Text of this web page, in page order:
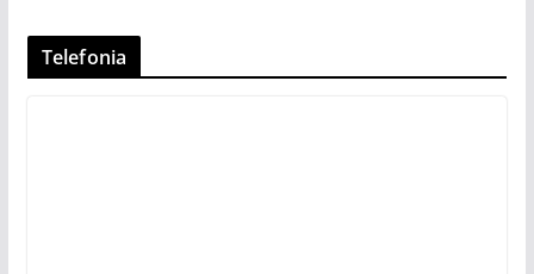
Telefonia